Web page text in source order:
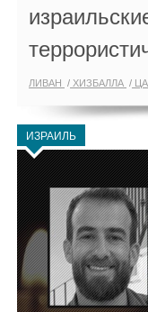
ЛИВАН ХИЗБАЛЛА
ИЗРАИЛЬ